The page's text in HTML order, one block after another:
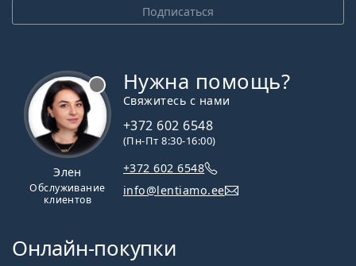
Подписаться
Элен
Обслуживание
клиентов
Нужна помощь?
Свяжитесь с нами
+372 602 6548
(Пн-Пт 8:30-16:00)
+372 602 6548
info@lentiamo.ee
Онлайн-покупки